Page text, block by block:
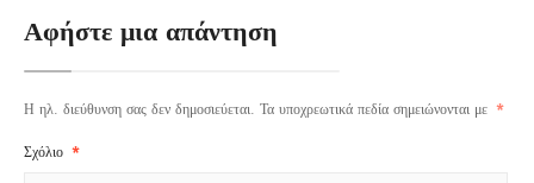
Αφήστε μια απάντηση
Η ηλ. διεύθυνση σας δεν δημοσιεύεται. Τα υποχρεωτικά πεδία σημειώνονται με *
Σχόλιο *